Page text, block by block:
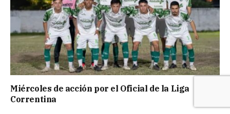
Miércoles de acción por el Oficial de la Liga
Correntina